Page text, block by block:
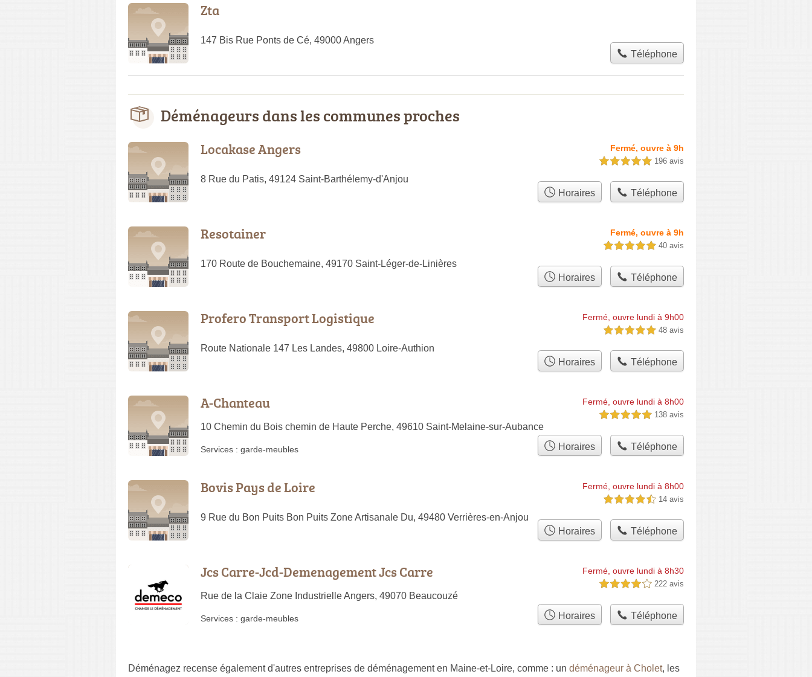
Zta
147 Bis Rue Ponts de Cé, 49000 Angers
Téléphone
Déménageurs dans les communes proches
Locakase Angers
8 Rue du Patis, 49124 Saint-Barthélemy-d'Anjou
Fermé, ouvre à 9h
5,0 étoiles sur 5 196 avis
Horaires Téléphone
Resotainer
170 Route de Bouchemaine, 49170 Saint-Léger-de-Linières
Fermé, ouvre à 9h
5,0 étoiles sur 5 40 avis
Horaires Téléphone
Profero Transport Logistique
Route Nationale 147 Les Landes, 49800 Loire-Authion
Fermé, ouvre lundi à 9h00
5,0 étoiles sur 5 48 avis
Horaires Téléphone
A-Chanteau
10 Chemin du Bois chemin de Haute Perche, 49610 Saint-Melaine-sur-Aubance
Fermé, ouvre lundi à 8h00
5,0 étoiles sur 5 138 avis
Services : garde-meubles Horaires Téléphone
Bovis Pays de Loire
9 Rue du Bon Puits Bon Puits Zone Artisanale Du, 49480 Verrières-en-Anjou
Fermé, ouvre lundi à 8h00
4,5 étoiles sur 5 14 avis
Horaires Téléphone
Jcs Carre-Jcd-Demenagement Jcs Carre
Rue de la Claie Zone Industrielle Angers, 49070 Beaucouzé
Fermé, ouvre lundi à 8h30
4,0 étoiles sur 5 222 avis
Services : garde-meubles Horaires Téléphone
Déménagez recense également d'autres entreprises de déménagement en Maine-et-Loire, comme : un déménageur à Cholet, les